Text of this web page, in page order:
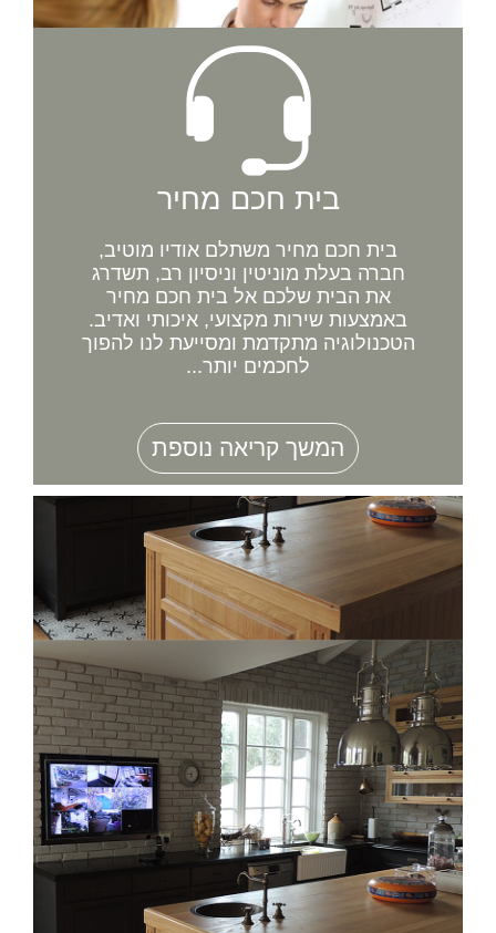
בית חכם מחיר
בית חכם מחיר משתלם אודיו מוטיב,
חברה בעלת מוניטין וניסיון רב, תשדרג
את הבית שלכם אל בית חכם מחיר
באמצעות שירות מקצועי, איכותי ואדיב.
הטכנולוגיה מתקדמת ומסייעת לנו להפוך
לחכמים יותר...
המשך קריאה נוספת